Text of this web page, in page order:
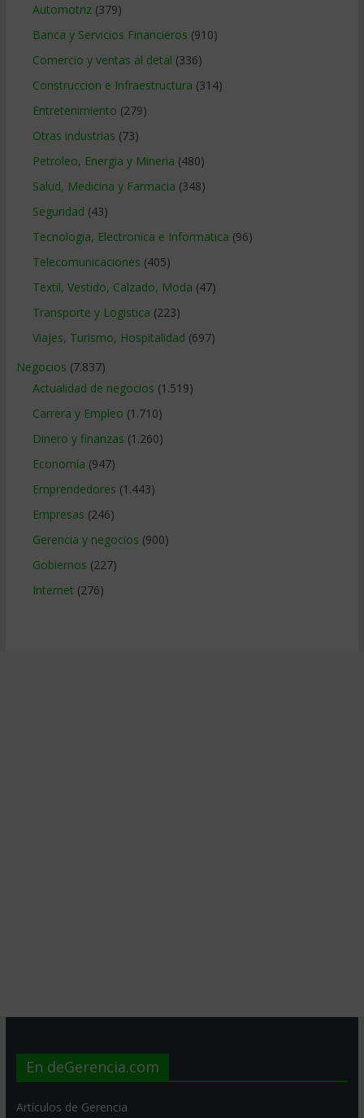
Automotriz(379)
Banca y Servicios Financieros (910)
Comercio y ventas al detal (336)
Construccion e Infraestructura (314)
Entretenimiento (279)
Otras industrias (73)
Petroleo, Energia y Mineria (480)
Salud, Medicina y Farmacia (348)
Seguridad (43)
Tecnologia, Electronica e Informatica (96)
Telecomunicaciones (405)
Textil, Vestido, Calzado, Moda (47)
Transporte y Logistica (223)
Viajes, Turismo, Hospitalidad (697)
Negocios (7.837)
Actualidad de negocios (1.519)
Carrera y Empleo (1.710)
Dinero y finanzas (1.260)
Economía (947)
Emprendedores (1.443)
Empresas (246)
Gerencia y negocios (900)
Gobiernos (227)
Internet (276)
En deGerencia.com
Artículos de Gerencia